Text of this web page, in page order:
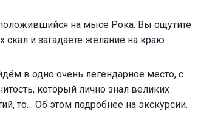
на мысе Рока. Вы ощутите
скал и загадаете желание на краю
в одно очень легендарное место, с
который лично знал великих
то… Об этом подробнее на экскурсии.